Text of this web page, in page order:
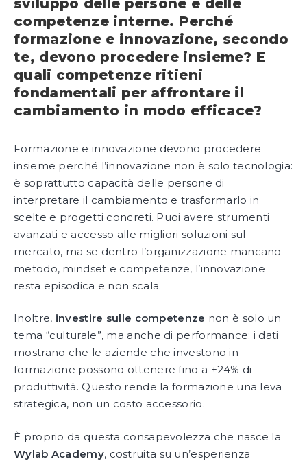
sviluppo delle persone e delle
competenze interne. Perché
formazione e innovazione, secondo
te, devono procedere insieme? E
quali competenze ritieni
fondamentali per affrontare il
cambiamento in modo efficace?
Formazione e innovazione devono procedere
insieme perché l’innovazione non è solo tecnologia:
è soprattutto capacità delle persone di
interpretare il cambiamento e trasformarlo in
scelte e progetti concreti. Puoi avere strumenti
avanzati e accesso alle migliori soluzioni sul
mercato, ma se dentro l’organizzazione mancano
metodo, mindset e competenze, l’innovazione
resta episodica e non scala.
Inoltre, investire sulle competenze non è solo un
tema “culturale”, ma anche di performance: i dati
mostrano che le aziende che investono in
formazione possono ottenere fino a +24% di
produttività. Questo rende la formazione una leva
strategica, non un costo accessorio.
È proprio da questa consapevolezza che nasce la
Wylab Academy, costruita su un’esperienza